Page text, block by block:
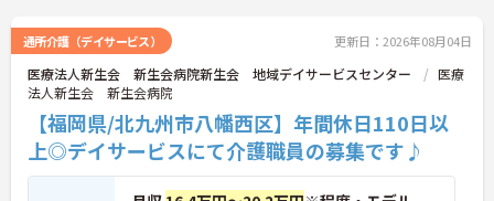
通所介護（デイサービス） 更新日：2026年08月04日
医療法人新生会 新生会病院新生会 地域デイサービスセンター
医療
法人新生会 新生会病院
【福岡県/北九州市八幡西区】年間休日110日以
上◎デイサービスにて介護職員の募集です♪